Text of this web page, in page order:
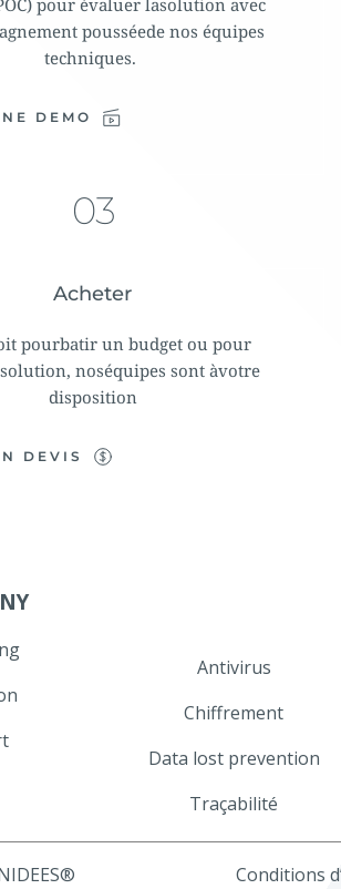
pour évaluer lasolution avec
pousséede nos équipes
techniques.
DEMO
03
Acheter
pourbatir un budget ou pour
noséquipes sont àvotre
disposition
DEVIS
Antivirus
Chiffrement
Data lost prevention
Traçabilité
Conditions